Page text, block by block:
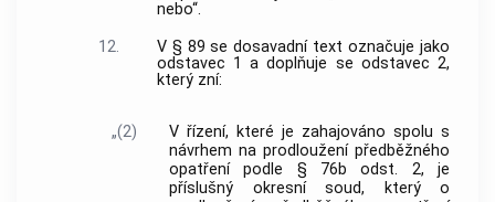
nebo“.
12.
V § 89 se dosavadní text označuje jako
odstavec 1 a doplňuje se odstavec 2,
který zní:
„(2)
V řízení, které je zahajováno spolu s
návrhem na prodloužení předběžného
opatření podle § 76b odst. 2, je
příslušný okresní soud, který o